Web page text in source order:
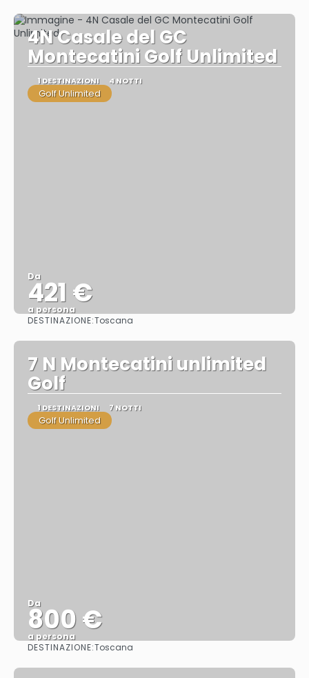
4N Casale del GC
Montecatini Golf Unlimited
1 DESTINAZIONI 4 NOTTI
Golf Unlimited
Da
421 €
a persona
DESTINAZIONE:Toscana
7 N Montecatini unlimited
Golf
1 DESTINAZIONI 7 NOTTI
Golf Unlimited
Da
800 €
a persona
DESTINAZIONE:Toscana